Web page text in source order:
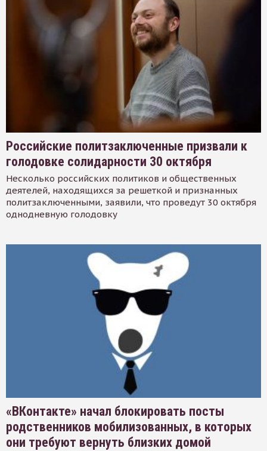
Российские политзаключенные призвали к
голодовке солидарности 30 октября
Несколько российских политиков и общественных
деятелей, находящихся за решеткой и признанных
политзаключенными, заявили, что проведут 30 октября
однодневную голодовку
«ВКонтакте» начал блокировать посты
родственников мобилизованных, в которых
они требуют вернуть близких домой